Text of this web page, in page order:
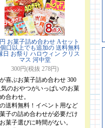
お菓子詰め合わせ Aセット
個口以上でも追加の 送料無料
日 お祭り ハロウィン クリス
マス 河中堂
300円(税抜 278円)
喜ぶお菓子詰め合わせ 300
気のおやつがいっぱいのお菓
合わせ。
送料無料！イベント用など
子の詰め合わせが必要だけ
菓子選びに時間がない。